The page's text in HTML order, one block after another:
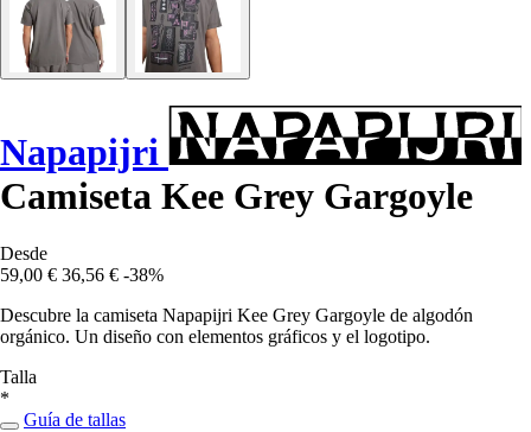
Napapijri
Camiseta Kee Grey Gargoyle
Desde
59,00 € 36,56 € -38%
Descubre la camiseta Napapijri Kee Grey Gargoyle de algodón
orgánico. Un diseño con elementos gráficos y el logotipo.
Talla
*
Guía de tallas